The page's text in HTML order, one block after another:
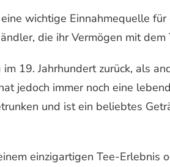
wichtige Einnahmequelle
die ihr Vermögen mit dem
19. Jahrhundert zurück, als
jedoch immer noch eine
und ist ein beliebtes
einzigartigen Tee-Erlebnis